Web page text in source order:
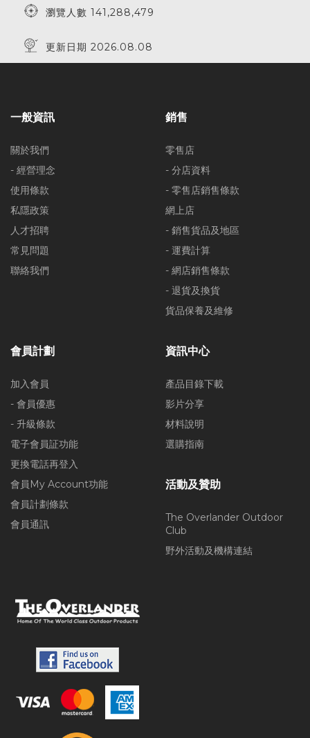
瀏覽人數 141,288,479
更新日期 2026.08.08
一般資訊
關於我們
- 經營理念
使用條款
私隱政策
人才招聘
常見問題
聯絡我們
銷售
零售店
- 分店資料
- 零售店銷售條款
網上店
- 銷售貨品及地區
- 運費計算
- 網店銷售條款
- 退貨及換貨
貨品保養及維修
會員計劃
加入會員
- 會員優惠
- 升級條款
電子會員証功能
更換電話再登入
會員My Account功能
會員計劃條款
會員通訊
資訊中心
產品目錄下載
影片分享
材料說明
選購指南
活動及贊助
The Overlander Outdoor
Club
野外活動及機構連結